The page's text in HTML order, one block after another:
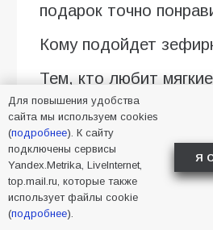
подарок точно
Кому подойдет
Тем, кто любит
Зефирный букет
воспринимается
выбирают легкие
плотных тортов с
композиции могут
ягодные, сливочные
Для повышения удобства
сайта мы используем cookies
(подробнее). К сайту
подключены сервисы
Yandex.Metrika, LiveInternet,
top.mail.ru, которые также
использует файлы cookie
(подробнее).
Я